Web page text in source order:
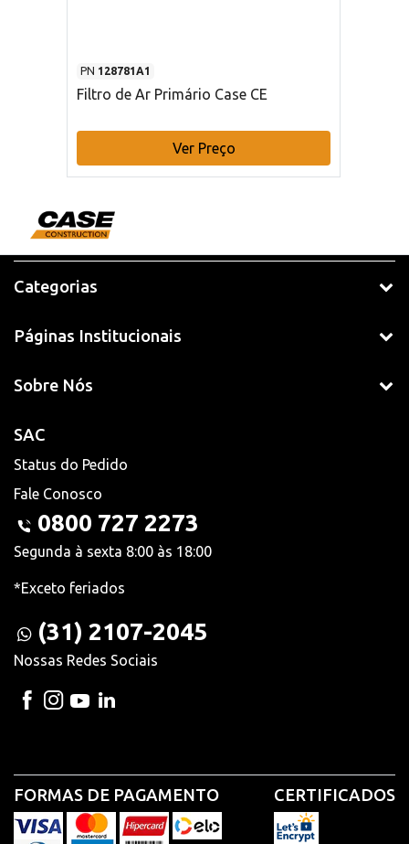
PN 128781A1
Filtro de Ar Primário Case CE
Ver Preço
Categorias
Páginas Institucionais
Sobre Nós
SAC
Status do Pedido
Fale Conosco
0800 727 2273
Segunda à sexta 8:00 às 18:00
*Exceto feriados
(31) 2107-2045
Nossas Redes Sociais
FORMAS DE PAGAMENTO CERTIFICADOS